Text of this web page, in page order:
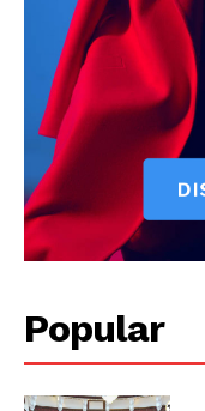
Popular